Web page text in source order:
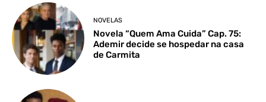
NOVELAS
Novela “Quem Ama Cuida” Cap. 75:
Ademir decide se hospedar na casa
de Carmita